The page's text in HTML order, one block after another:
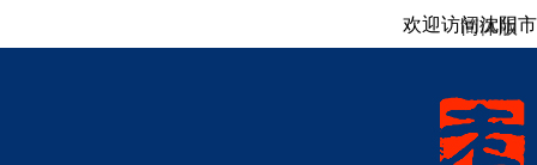
欢迎访问沈阳
简体版